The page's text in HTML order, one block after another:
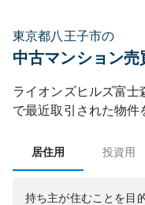
東京都八王子市の
中古マンション売
ライオンズヒルズ富士
で最近取引された物件
居住用 投資用
持ち主が住むことを目